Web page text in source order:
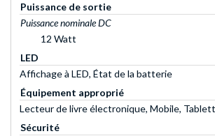
Puissance de sortie
Puissance nominale DC
12 Watt
LED
Affichage à LED, État de la batterie
Équipement approprié
Lecteur de livre électronique, Mobile,
Sécurité